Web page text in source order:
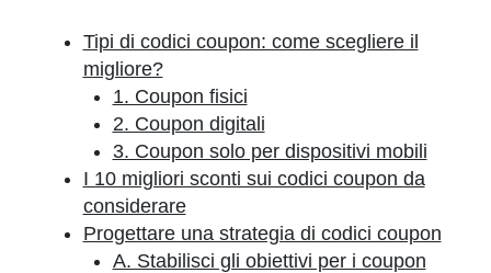
Tipi di codici coupon: come scegliere il
migliore?
1. Coupon fisici
2. Coupon digitali
3. Coupon solo per dispositivi mobili
I 10 migliori sconti sui codici coupon da
considerare
Progettare una strategia di codici coupon
A. Stabilisci gli obiettivi per i coupon